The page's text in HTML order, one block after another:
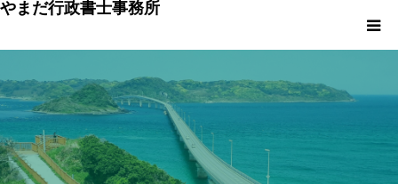
やまだ行政書士事務所
トップページ
事務所について
ご挨拶